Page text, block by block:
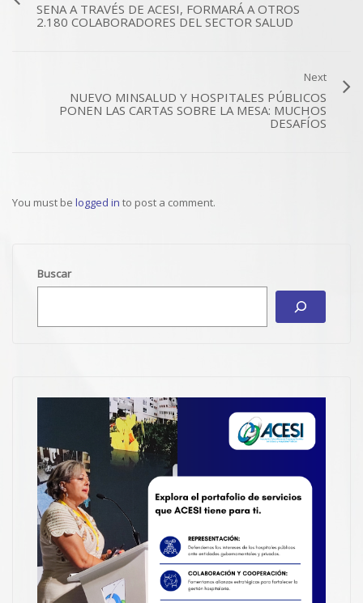
SENA A TRAVÉS DE ACESI, FORMARÁ A OTROS
2.180 COLABORADORES DEL SECTOR SALUD
Next
NUEVO MINSALUD Y HOSPITALES PÚBLICOS
PONEN LAS CARTAS SOBRE LA MESA: MUCHOS
DESAFÍOS
You must be logged in to post a comment.
Buscar